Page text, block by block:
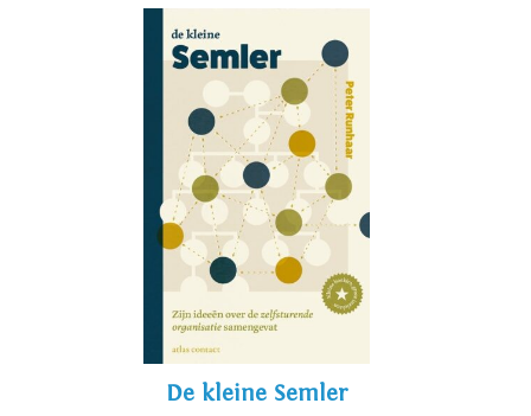
De kleine Semler